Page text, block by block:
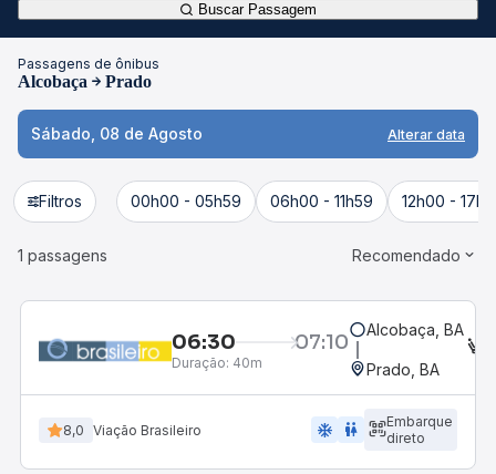
Buscar Passagem
Passagens de ônibus
Alcobaça Prado
Sábado, 08 de Agosto Alterar data
Filtros 00h00 - 05h59 06h00 - 11h59 12h00 -
1 passagens Recomendado
06:30 07:10
Duração: 40m
Alcobaça, BA
Prado, BA
8,0 Viação Brasileiro ac_unit wc
Embarque
direto